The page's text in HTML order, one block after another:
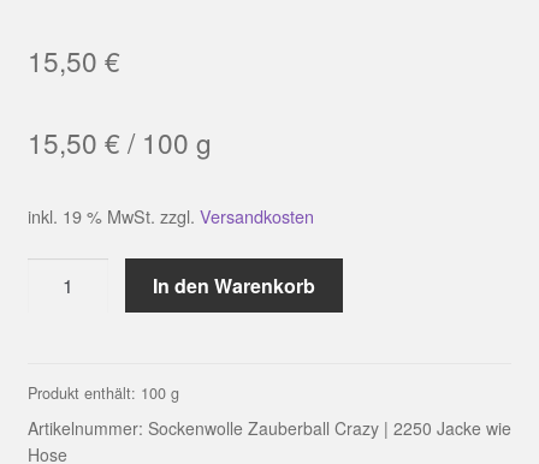
15,50 €
15,50 € / 100 g
inkl. 19 % MwSt. zzgl. Versandkosten
Zauberball
2250
Jacke
wie
In den Warenkorb
Produkt enthält: 100 g
Artikelnummer: Sockenwolle Zauberball Crazy | 2250 Jacke wie
Hose